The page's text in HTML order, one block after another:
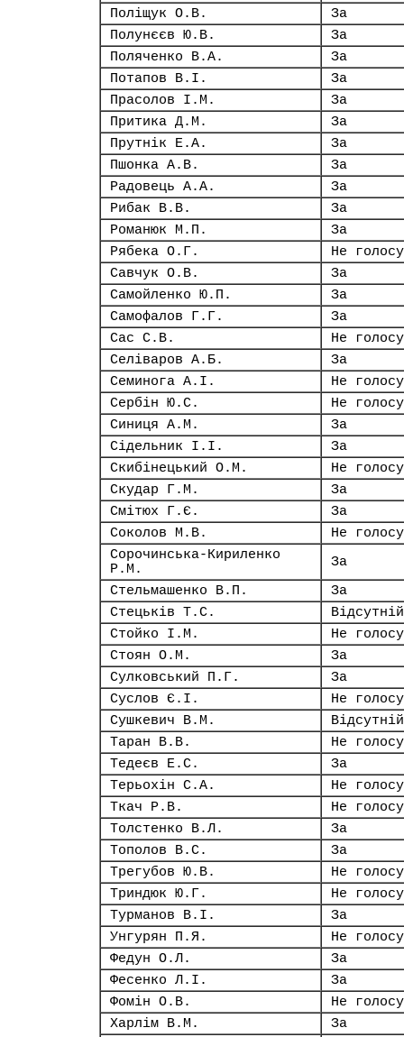
Поліщук О.В.
За
Полунєєв Ю.В.
За
Поляченко В.А.
За
Потапов В.І.
За
Прасолов І.М.
За
Притика Д.М.
За
Прутнік Е.А.
За
Пшонка А.В.
За
Радовець А.А.
За
Рибак В.В.
За
Романюк М.П.
За
Рябека О.Г.
Не
Савчук О.В.
За
Самойленко Ю.П.
За
Самофалов Г.Г.
За
Сас С.В.
Не
Селіваров А.Б.
За
Семинога А.І.
Не
Сербін Ю.С.
Не
Синиця А.М.
За
Сідельник І.І.
За
Скибінецький О.М.
Не
Скудар Г.М.
За
Смітюх Г.Є.
За
Соколов М.В.
Не
Сорочинська-Кириленко
Р.М.
За
Стельмашенко В.П.
За
Стецьків Т.С.
Відсутній
Стойко І.М.
Не
Стоян О.М.
За
Сулковський П.Г.
За
Суслов Є.І.
Не
Сушкевич В.М.
Відсутній
Таран В.В.
Не
Тедеєв Е.С.
За
Терьохін С.А.
Не
Ткач Р.В.
Не
Толстенко В.Л.
За
Тополов В.С.
За
Трегубов Ю.В.
Не
Триндюк Ю.Г.
Не
Турманов В.І.
За
Унгурян П.Я.
Не
Федун О.Л.
За
Фесенко Л.І.
За
Фомін О.В.
Не
Харлім В.М.
За